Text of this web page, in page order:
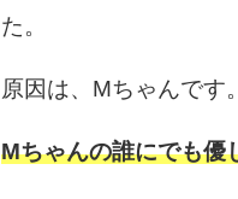
た。
原因は、Mちゃんです。
Mちゃんの誰にでも優